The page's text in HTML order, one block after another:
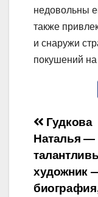
недовольны
также
и снаружи
покушений на
по
Гудкова
Наталья —
художник